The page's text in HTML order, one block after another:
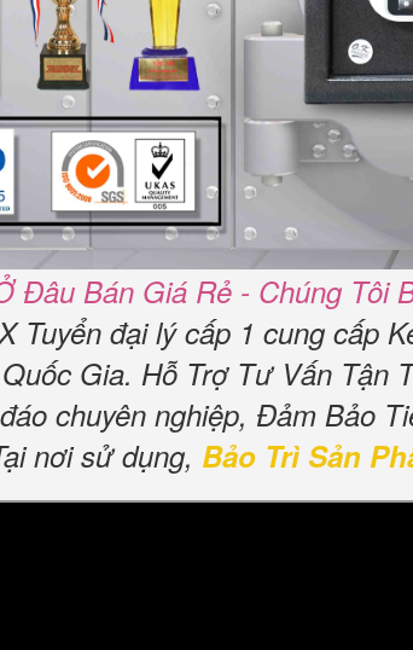
Đâu Bán Giá Rẻ - Chúng Tôi
Tuyển đại lý cấp 1 cung cấp
Gia. Hỗ Trợ Tư Vấn Tận
chuyên nghiệp, Đảm Bảo
nơi sử dụng, Bảo Trì Sản